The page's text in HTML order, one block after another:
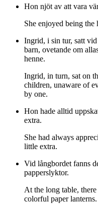
Hon njöt av att vara
She enjoyed being the
Ingrid, i sin tur, satt
barn, ovetande om
henne.
Ingrid, in turn, sat on
children, unaware of
by one.
Hon hade alltid
extra.
She had always
little extra.
Vid långbordet fanns
papperslyktor.
At the long table,
colorful paper lanterns.